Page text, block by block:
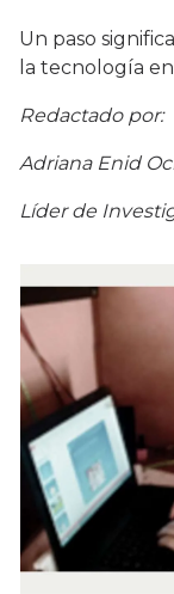
Un paso
la tecnología
Redactado por:
Adriana Enid
Líder de